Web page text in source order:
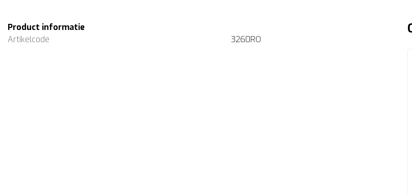
Product informatie
Artikelcode
3260RO